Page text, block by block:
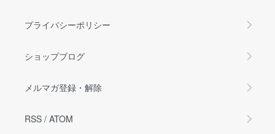
プライバシーポリシー
ショップブログ
メルマガ登録・解除
RSS / ATOM